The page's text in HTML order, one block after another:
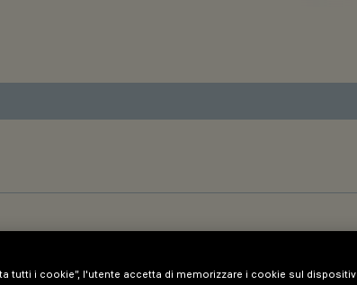
tutti i cookie”, l'utente accetta di memorizzare i cookie sul